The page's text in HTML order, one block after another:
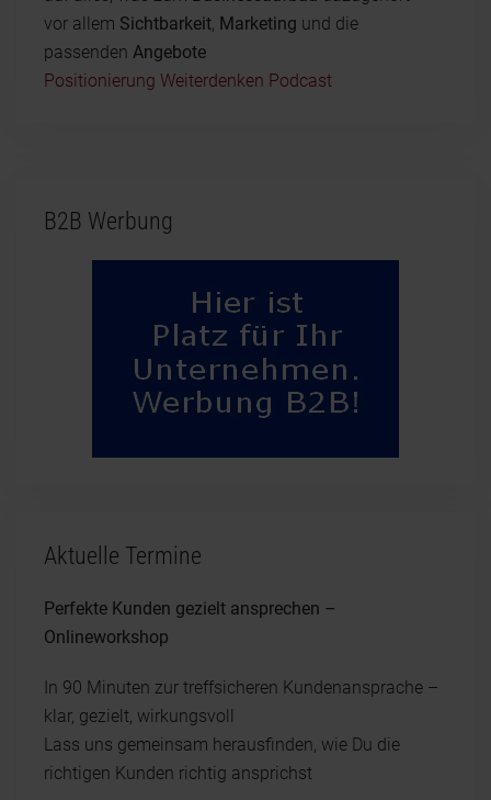
vor allem Sichtbarkeit, Marketing und die
passenden Angebote
Positionierung Weiterdenken Podcast
B2B Werbung
Aktuelle Termine
Perfekte Kunden gezielt ansprechen –
Onlineworkshop
In 90 Minuten zur treffsicheren Kundenansprache –
klar, gezielt, wirkungsvoll
Lass uns gemeinsam herausfinden, wie Du die
richtigen Kunden richtig ansprichst